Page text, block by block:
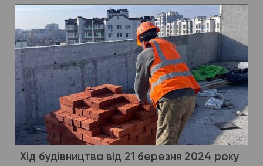
Хід будівництва від 21 березня 2024 року